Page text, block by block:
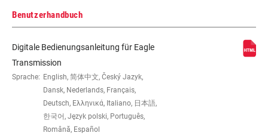
FREILAUFKÖRPER-TYP
ANTRIEBSSTRANGKONFIGURATION
Benutzerhandbuch
Digitale Bedienungsanleitung für Eagle
Transmission
Sprache: English, 简体中文, Český Jazyk,
Dansk, Nederlands, Français,
Deutsch, Ελληνικά, Italiano, 日本語,
한국어, Język polski, Português,
Română, Español